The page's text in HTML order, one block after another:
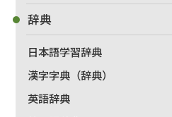
出版社名で絞り込む
辞典
日本語学習辞典
漢字字典（辞典）
英語辞典